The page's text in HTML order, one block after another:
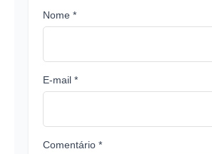
Nome *
E-mail *
Comentário *